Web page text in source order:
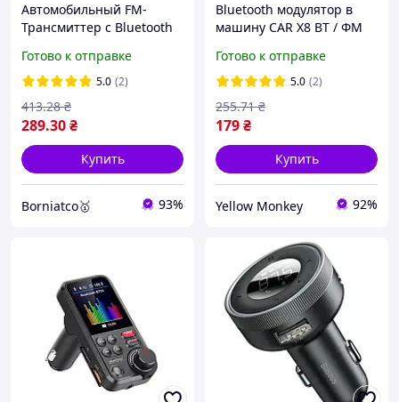
Автомобильный FM-
Трансмиттер с Bluetooth
Модулятор MP3 в машину
Готово к отправке
5.0 (2)
289.30₴
413.28 ₴
Купить
Borniatco🥇 93%
Bluetooth модулятор в
машину CAR X8 BT / ФМ
Трансмиттер из блютуз /
Блютуз модулятор
Готово к отправке
5.0 (2)
179₴
255.71 ₴
Купить
Yellow Monkey 92%